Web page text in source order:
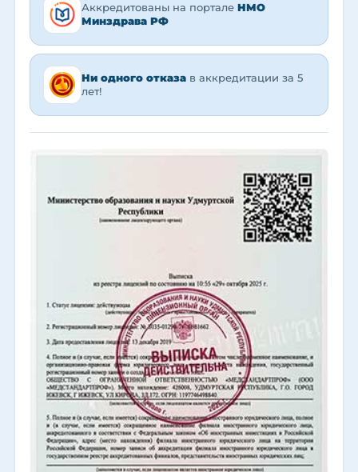
Аккредитованы на портале НМО
Минздрава РФ
Ни одного отказа в аккредитации за 5
лет!